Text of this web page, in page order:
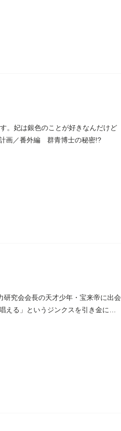
。妃は銀色のことが好きなんだけど
画／番外編 群青博士の秘密!?
究会会長の天才少年・宝来帝に出会
る」というジンクスを引き金にし